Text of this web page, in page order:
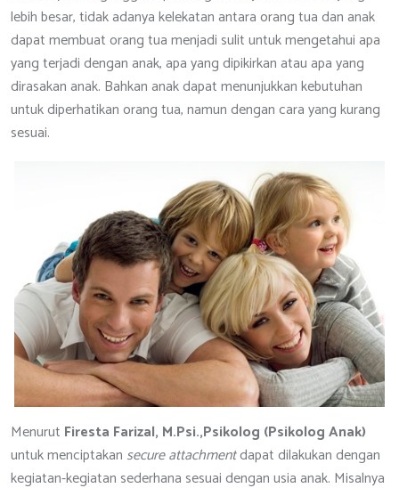
lebih besar, tidak adanya kelekatan antara orang tua dan anak
dapat membuat orang tua menjadi sulit untuk mengetahui apa
yang terjadi dengan anak, apa yang dipikirkan atau apa yang
dirasakan anak. Bahkan anak dapat menunjukkan kebutuhan
untuk diperhatikan orang tua, namun dengan cara yang kurang
sesuai.
Menurut Firesta Farizal, M.Psi.,Psikolog (Psikolog Anak)
untuk menciptakan secure attachmentdapat dilakukan dengan
kegiatan-kegiatan sederhana sesuai dengan usia anak. Misalnya